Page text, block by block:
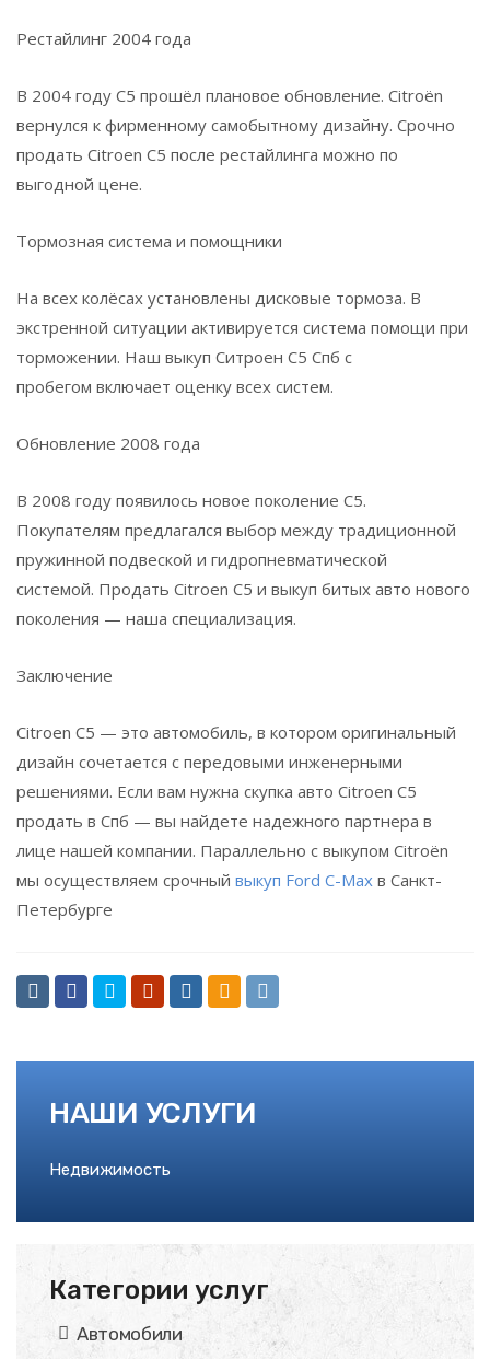
Рестайлинг 2004 года
В 2004 году C5 прошёл плановое обновление. Citroën
вернулся к фирменному самобытному дизайну. Срочно
продать Citroen C5 после рестайлинга можно по
выгодной цене.
Тормозная система и помощники
На всех колёсах установлены дисковые тормоза. В
экстренной ситуации активируется система помощи при
торможении. Наш выкуп Ситроен C5 Спб с
пробегом включает оценку всех систем.
Обновление 2008 года
В 2008 году появилось новое поколение C5.
Покупателям предлагался выбор между традиционной
пружинной подвеской и гидропневматической
системой. Продать Citroen C5 и выкуп битых авто нового
поколения — наша специализация.
Заключение
Citroen C5 — это автомобиль, в котором оригинальный
дизайн сочетается с передовыми инженерными
решениями. Если вам нужна скупка авто Citroen C5
продать в Спб — вы найдете надежного партнера в
лице нашей компании. Параллельно с выкупом Citroën
мы осуществляем срочный выкуп Ford C-Max в Санкт-
Петербурге
НАШИ УСЛУГИ
Недвижимость
Категории услуг
Автомобили